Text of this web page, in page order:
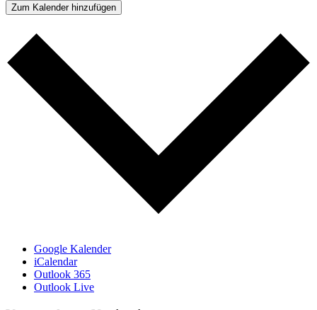
Zum Kalender hinzufügen
Google Kalender
iCalendar
Outlook 365
Outlook Live